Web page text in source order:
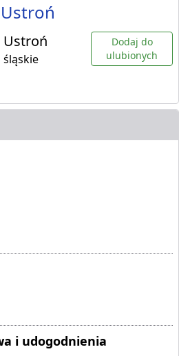
Ustroń
śląskie
Dodaj do
ulubionych
i udogodnienia